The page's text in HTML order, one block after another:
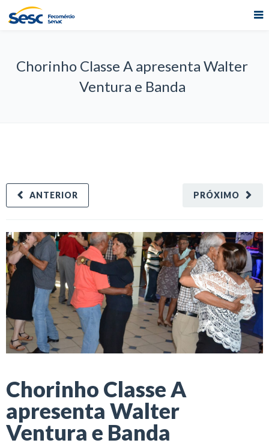
Chorinho Classe A apresenta Walter
Ventura e Banda
PRÓXIMO
ANTERIOR
Chorinho Classe A
apresenta Walter
Ventura e Banda